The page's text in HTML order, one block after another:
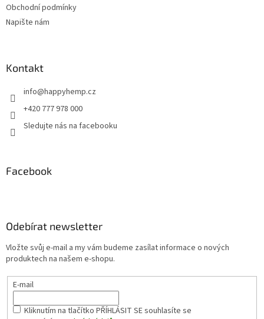
Obchodní podmínky
Napište nám
Kontakt
info@happyhemp.cz
+420 777 978 000
Sledujte nás na facebooku
Facebook
Odebírat newsletter
Vložte svůj e-mail a my vám budeme zasílat informace o nových
produktech na našem e-shopu.
E-mail
Kliknutím na tlačítko PŘÍHLÁSIT SEsouhlasíte se